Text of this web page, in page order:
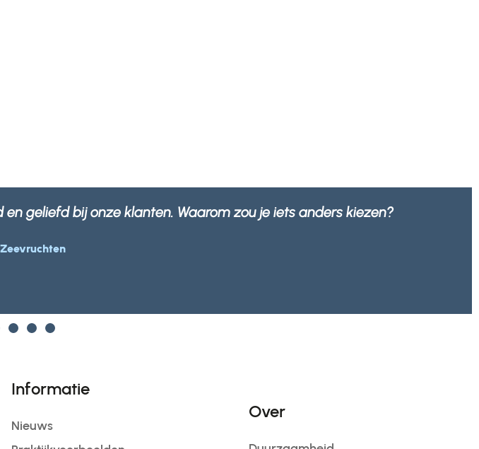
dat al onze verpakkingen niet alleen sterk en robuust zijn, maar ook
Informatie
Nieuws
Over